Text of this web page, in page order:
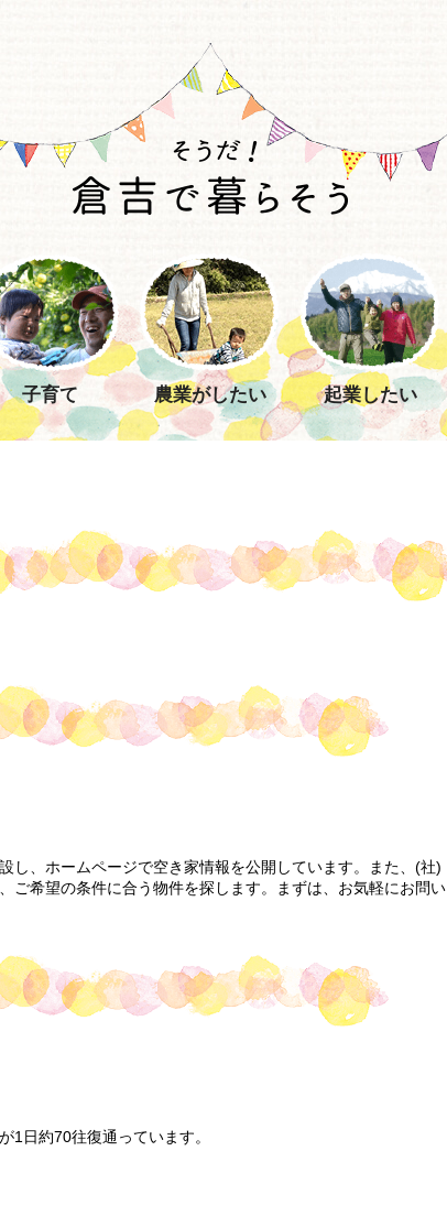
子育て 農業がしたい 起業したい
し、ホームページで空き家情報を公開しています。また、(社)
ご希望の条件に合う物件を探します。まずは、お気軽にお問い
1日約70往復通っています。